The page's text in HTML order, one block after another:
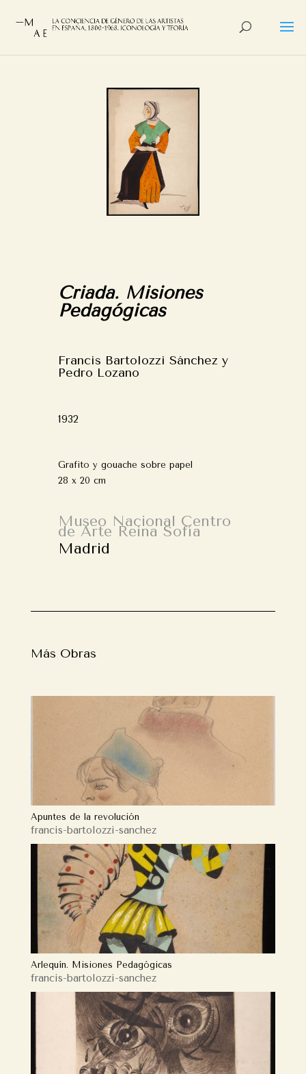
Criada. Misiones
Pedagógicas
Francis Bartolozzi Sánchez y
Pedro Lozano
1932
Grafito y gouache sobre papel
28 x 20 cm
Museo Nacional Centro
de Arte Reina Sofía
Madrid
Más Obras
Apuntes de la revolución
francis-bartolozzi-sanchez
Arlequín. Misiones Pedagógicas
francis-bartolozzi-sanchez